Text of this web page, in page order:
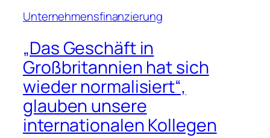
Unternehmensfinanzierung
„Das Geschäft in
Großbritannien hat sich
wieder normalisiert“,
glauben unsere
internationalen Kollegen